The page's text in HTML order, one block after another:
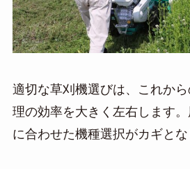
適切な草刈機選びは、これか
理の効率を大きく左右します
に合わせた機種選択がカギとな